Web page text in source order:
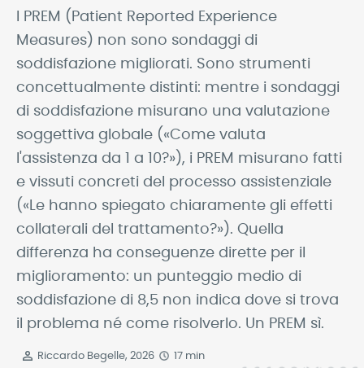
I PREM (Patient Reported Experience
Measures) non sono sondaggi di
soddisfazione migliorati. Sono strumenti
concettualmente distinti: mentre i sondaggi
di soddisfazione misurano una valutazione
soggettiva globale («Come valuta
l'assistenza da 1 a 10?»), i PREM misurano fatti
e vissuti concreti del processo assistenziale
(«Le hanno spiegato chiaramente gli effetti
collaterali del trattamento?»). Quella
differenza ha conseguenze dirette per il
miglioramento: un punteggio medio di
soddisfazione di 8,5 non indica dove si trova
il problema né come risolverlo. Un PREM sì.
Riccardo Begelle, 2026 17 min